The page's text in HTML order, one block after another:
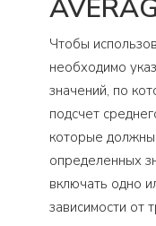
Чтобы
необходимо
значений, по
подсчет
которые
определенных
включать одно
зависимости от